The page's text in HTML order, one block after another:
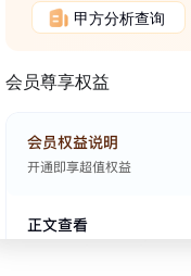
甲方分析查询
会员尊享权益